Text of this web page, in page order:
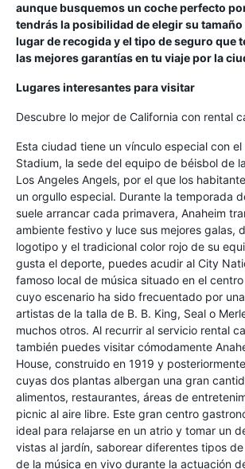
aunque busquemos un coche perfecto
tendrás la posibilidad de elegir su tamaño
lugar de recogida y el tipo de seguro que
las mejores garantías en tu viaje por la
Lugares interesantes para visitar
Descubre lo mejor de California con rental
Esta ciudad tiene un vínculo especial con
Stadium, la sede del equipo de béisbol de
Los Angeles Angels, por el que los
un orgullo especial. Durante la temporada
suele arrancar cada primavera, Anaheim
ambiente festivo y luce sus mejores galas,
logotipo y el tradicional color rojo de su
gusta el deporte, puedes acudir al City
famoso local de música situado en el
cuyo escenario ha sido frecuentado por
artistas de la talla de B. B. King, Seal o
muchos otros. Al recurrir al servicio rental
también puedes visitar cómodamente
House, construido en 1919 y
cuyas dos plantas albergan una gran
alimentos, restaurantes, áreas de
picnic al aire libre. Este gran centro
ideal para relajarse en un atrio y tomar un
vistas al jardín, saborear diferentes tipos
de la música en vivo durante la actuación